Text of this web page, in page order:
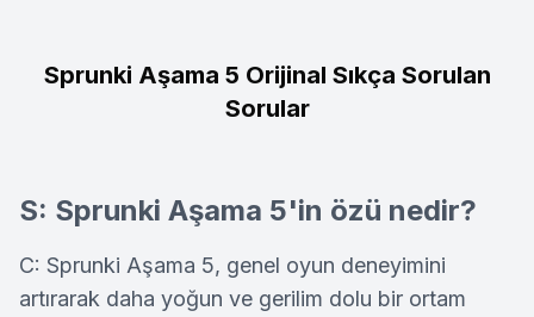
Sprunki Aşama 5 Orijinal Sıkça Sorulan
Sorular
S: Sprunki Aşama 5'in özü nedir?
C: Sprunki Aşama 5, genel oyun deneyimini
artırarak daha yoğun ve gerilim dolu bir ortam